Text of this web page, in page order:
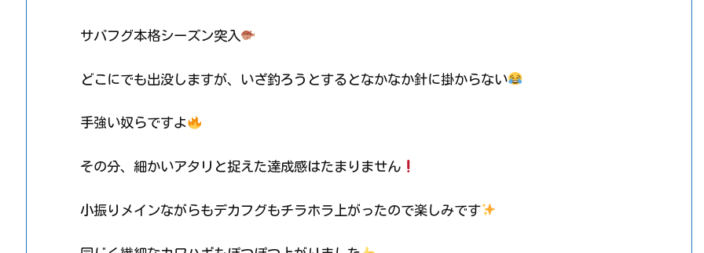
サバフグ本格シーズン突入
どこにでも出没しますが、いざ釣ろうとするとなかなか針に掛からない
手強い奴らですよ
その分、細かいアタリと捉えた達成感はたまりません
小振りメインながらもデカフグもチラホラ上がったので楽しみです